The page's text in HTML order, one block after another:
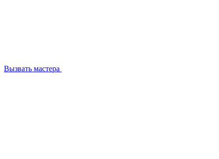
Вызвать мастера